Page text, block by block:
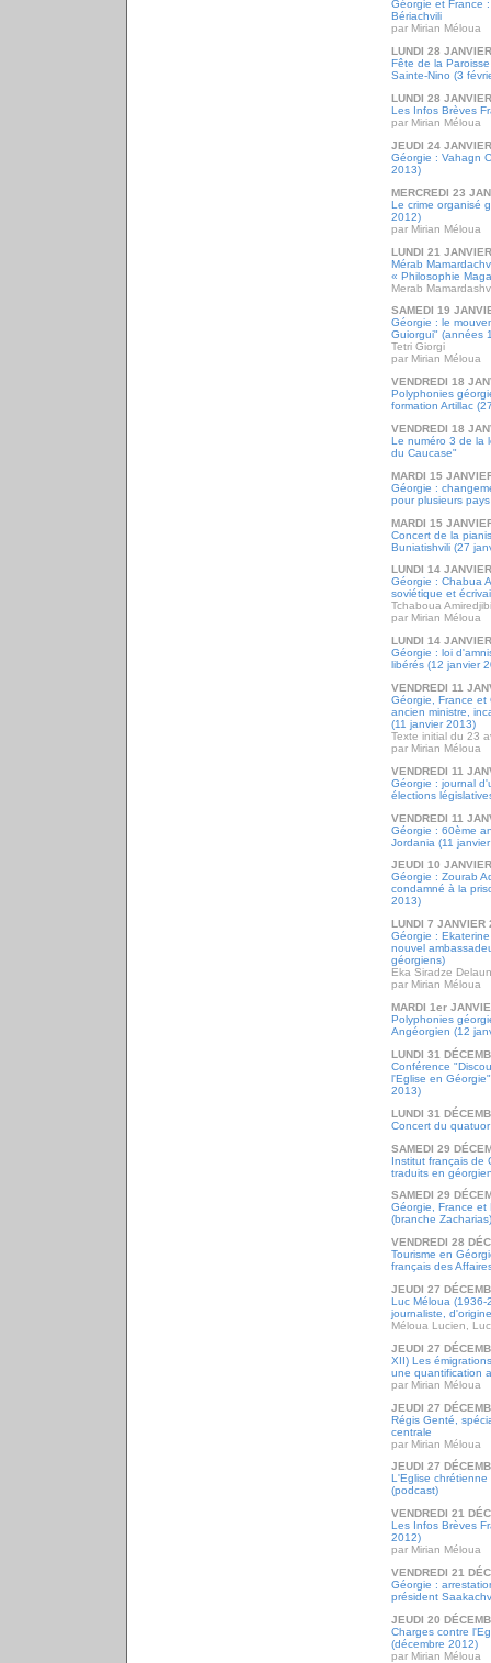
Géorgie et France
Bériachvili
par Mirian Méloua
LUNDI 28
Fête de la
Sainte-Nino (3
LUNDI 28
Les Infos Brèves
par Mirian Méloua
JEUDI 24
Géorgie : Vahagn
2013)
MERCREDI 23
Le crime organisé
2012)
par Mirian Méloua
LUNDI 21
Mérab
« Philosophie
Merab
SAMEDI 19
Géorgie : le
Guiorgui" (années
Tetri Giorgi
par Mirian Méloua
VENDREDI 18
Polyphonies
formation Artillac
VENDREDI 18
Le numéro 3 de la
du Caucase"
MARDI 15
Géorgie :
pour plusieurs
MARDI 15
Concert de la
Buniatishvili (27
LUNDI 14
Géorgie : Chabua
soviétique et
Tchaboua Amiredjibi
par Mirian Méloua
LUNDI 14
Géorgie : loi
libérés (12 janvier
VENDREDI 11
Géorgie, France et
ancien ministre,
(11 janvier 2013)
Texte initial du 23
par Mirian Méloua
VENDREDI 11
Géorgie : journal
élections
VENDREDI 11
Géorgie : 60ème
Jordania (11
JEUDI 10
Géorgie : Zourab
condamné à la
2013)
LUNDI 7 JANVIER
Géorgie :
nouvel
géorgiens)
Eka Siradze
par Mirian Méloua
MARDI 1er
Polyphonies
Angéorgien (12
LUNDI 31
Conférence
l'Eglise en
2013)
LUNDI 31
Concert du
SAMEDI 29
Institut français de
traduits en
SAMEDI 29
Géorgie, France et
(branche Zacharias)
VENDREDI 28
Tourisme en
français des
JEUDI 27
Luc Méloua (1936-
journaliste,
Méloua Lucien,
JEUDI 27
XII) Les
une quantification
par Mirian Méloua
JEUDI 27
Régis Genté,
centrale
par Mirian Méloua
JEUDI 27
L'Eglise
(podcast)
VENDREDI 21
Les Infos Brèves
2012)
par Mirian Méloua
VENDREDI 21
Géorgie :
président
JEUDI 20
Charges contre
(décembre 2012)
par Mirian Méloua